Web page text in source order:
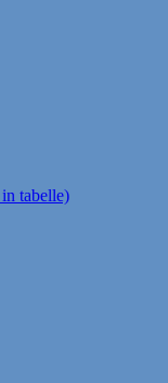
tabelle)